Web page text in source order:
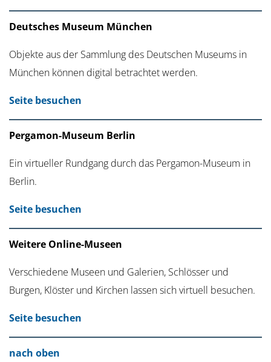
Deutsches Museum München
Objekte aus der Sammlung des Deutschen Museums in
München können digital betrachtet werden.
Seite besuchen
Pergamon-Museum Berlin
Ein virtueller Rundgang durch das Pergamon-Museum in
Berlin.
Seite besuchen
Weitere Online-Museen
Verschiedene Museen und Galerien, Schlösser und
Burgen, Klöster und Kirchen lassen sich virtuell besuchen.
Seite besuchen
nach oben